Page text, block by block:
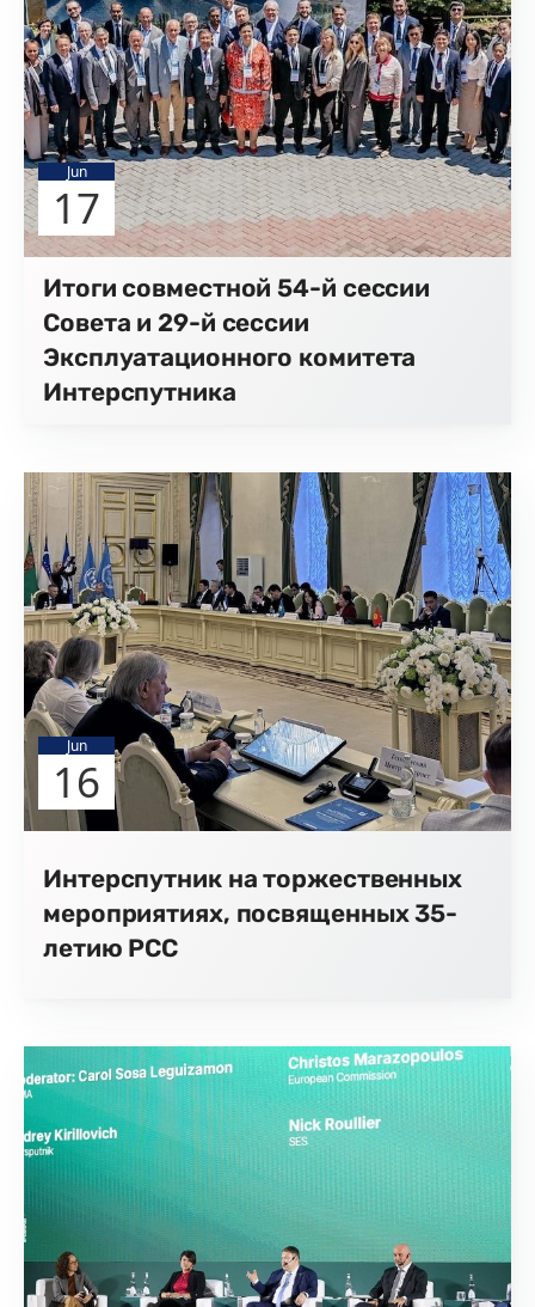
Jun
17
Итоги совместной 54-й сессии
Совета и 29-й сессии
Эксплуатационного комитета
Интерспутника
Jun
16
Интерспутник на торжественных
мероприятиях, посвященных 35-
летию РСС